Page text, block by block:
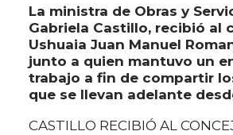
La ministra de Obras y
Gabriela Castillo, recibió al
Ushuaia Juan Manuel
junto a quien mantuvo un
trabajo a fin de compartir
que se llevan adelante
CASTILLO RECIBIÓ AL